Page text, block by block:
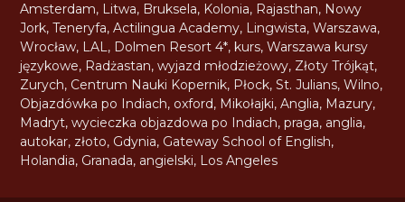
Amsterdam, Litwa, Bruksela, Kolonia, Rajasthan, Nowy
Jork,Teneryfa,Actilingua Academy, Lingwista,Warszawa,
Wrocław, LAL, Dolmen Resort 4*, kurs,Warszawa kursy
językowe, Radżastan,wyjazd młodzieżowy, Złoty Trójkąt,
Zurych, Centrum Nauki Kopernik, Płock,St. Julians,Wilno,
Objazdówka po Indiach, oxford, Mikołajki,Anglia, Mazury,
Madryt,wycieczka objazdowa po Indiach,praga, anglia,
autokar, złoto, Gdynia, Gateway School of English,
Holandia, Granada, angielski, Los Angeles